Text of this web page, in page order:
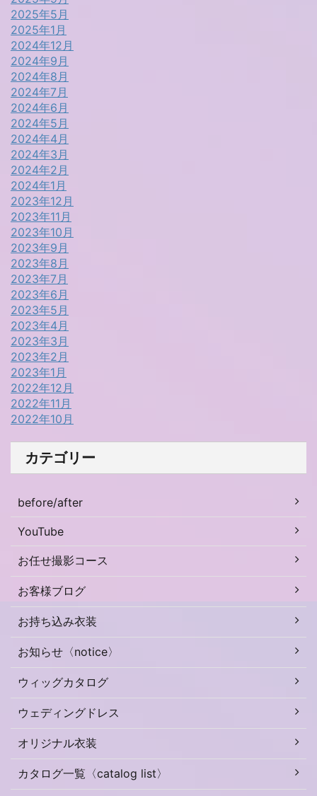
2025年5月
2025年1月
2024年12月
2024年9月
2024年8月
2024年7月
2024年6月
2024年5月
2024年4月
2024年3月
2024年2月
2024年1月
2023年12月
2023年11月
2023年10月
2023年9月
2023年8月
2023年7月
2023年6月
2023年5月
2023年4月
2023年3月
2023年2月
2023年1月
2022年12月
2022年11月
2022年10月
カテゴリー
before/after
YouTube
お任せ撮影コース
お客様ブログ
お持ち込み衣装
お知らせ〈notice〉
ウィッグカタログ
ウェディングドレス
オリジナル衣装
カタログ一覧〈catalog list〉